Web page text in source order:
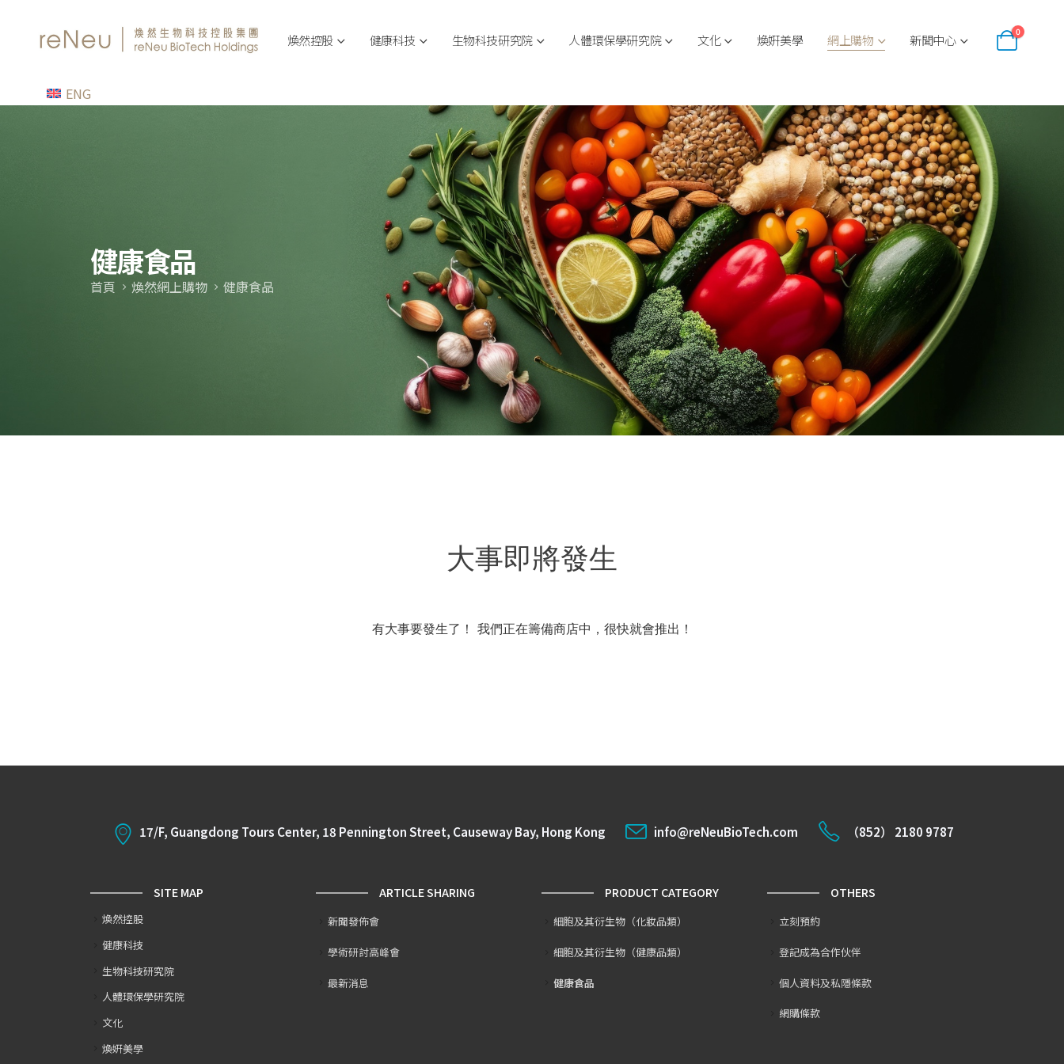
煥然控股 健康科技 生物科技研究院 人體環保學研究院 文化 煥姸美學 網上購物 新聞中心 0
ENG
健康食品
首頁 煥然網上購物 健康食品
大事即將發生
有大事要發生了！ 我們正在籌備商店中，很快就會推出！
17/F, Guangdong Tours Center, 18 Pennington Street, Causeway Bay, Hong Kong info@reNeuBioTech.com （852） 2180 9787
SITE MAP
煥然控股
健康科技
生物科技研究院
人體環保學研究院
文化
煥姸美學
ARTICLE SHARING
新聞發佈會
學術研討高峰會
最新消息
PRODUCT CATEGORY
細胞及其衍生物（化妝品類）
細胞及其衍生物（健康品類）
健康食品
OTHERS
立刻預約
登記成為合作伙伴
個人資料及私隱條款
網購條款